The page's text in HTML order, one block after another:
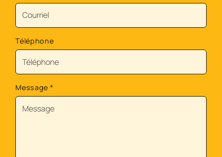
Téléphone
Message *